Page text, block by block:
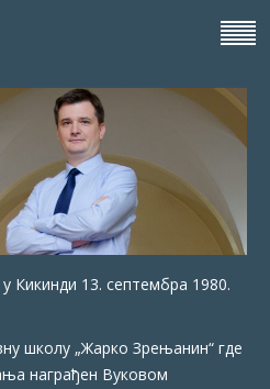
Кикинди 13. септембра 1980.
школу „Жарко Зрењанин“ где
награђен Вуковом